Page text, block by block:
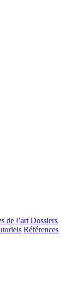
de l’art Dossiers
Références